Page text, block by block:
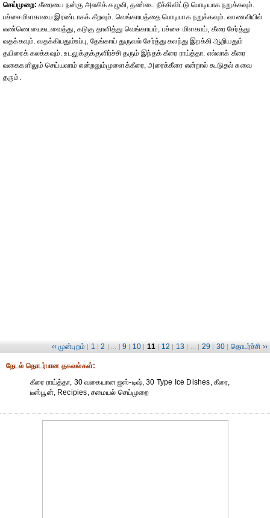
செய்முறை: கீரையை நன்கு அலசிக் கழுவி, தண்டை நீக்கிவிட்டு பொடியாக நறுக்கவும்.
பச்சைமிளகாயை இரண்டாகக் கீறவும். வெங்காயத்தை பொடியாக நறுக்கவும். வாணலியில்
எண்ணெயைசுடவைத்து, கடுகு தாளித்து வெங்காயம், பச்சை மிளகாய், கீரை சேர்த்து
வதக்கவும். வதக்கியதும்உப்பு, தேங்காய் துருவல் சேர்த்து கலந்து இறக்கி ஆறியதும்
தயிரைக் கலக்கவும். உடலுக்குக்குளிர்ச்சி தரும் இந்தக் கீரை ராய்த்தா. எல்லாக் கீரை
வகைகளிலும் செய்யலாம் என்றலும்முளைக்கீரை, அரைக்கீரை என்றால் கூடுதல் சுவை
தரும்.
‹‹ முன்புறம் | 1 | 2 | ... | 9 | 10 | 11 | 12 | 13 | ... | 29 | 30 | தொடர்ச்சி ››
தேட‌ல் தொட‌ர்பான தகவ‌ல்க‌ள்:
கீரை ராய்த்தா, 30 வகையான ஐஸ்-டிஷ், 30 Type Ice Dishes, கீரை,
டீஸ்பூன், Recipies, சமையல் செய்முறை